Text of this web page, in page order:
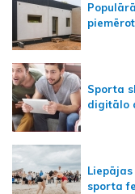
Sporta
digitālo
sporta